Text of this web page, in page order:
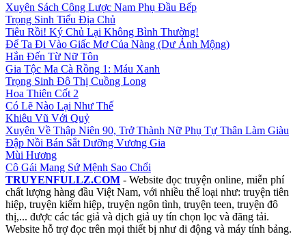
Xuyên Sách Công Lược Nam Phụ Đầu Bếp
Trọng Sinh Tiểu Địa Chủ
Tiêu Rồi! Ký Chủ Lại Không Bình Thường!
Để Ta Đi Vào Giấc Mơ Của Nàng (Dư Ảnh Mộng)
Hắn Đến Từ Nữ Tôn
Gia Tộc Ma Cà Rồng 1: Máu Xanh
Trọng Sinh Đô Thị Cuồng Long
Hoa Thiên Cốt 2
Có Lẽ Nào Lại Như Thế
Khiêu Vũ Với Quỷ
Xuyên Về Thập Niên 90, Trở Thành Nữ Phụ Tự Thân Làm Giàu
Đập Nồi Bán Sắt Dưỡng Vương Gia
Mùi Hương
Cô Gái Mang Sứ Mệnh Sao Chổi
TRUYENFULLZ.COM - Website đọc truyện online, miễn phí
chất lượng hàng đầu Việt Nam, với nhiều thể loại như: truyện tiên
hiệp, truyện kiếm hiệp, truyện ngôn tình, truyện teen, truyện đô
thị,... được các tác giả và dịch giả uy tín chọn lọc và đăng tải.
Website hỗ trợ đọc trên mọi thiết bị như di động và máy tính bảng.